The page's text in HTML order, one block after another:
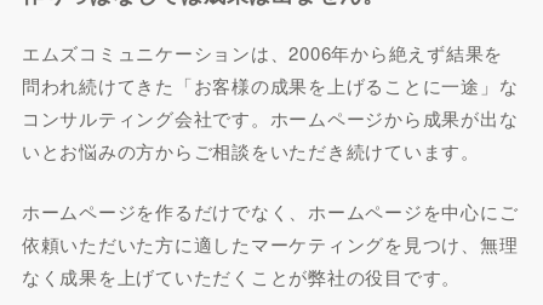
エムズコミュニケーションは、2006年から絶えず結果を
問われ続けてきた「お客様の成果を上げることに一途」な
コンサルティング会社です。ホームページから成果が出な
いとお悩みの方からご相談をいただき続けています。
ホームページを作るだけでなく、ホームページを中心にご
依頼いただいた方に適したマーケティングを見つけ、無理
なく成果を上げていただくことが弊社の役目です。